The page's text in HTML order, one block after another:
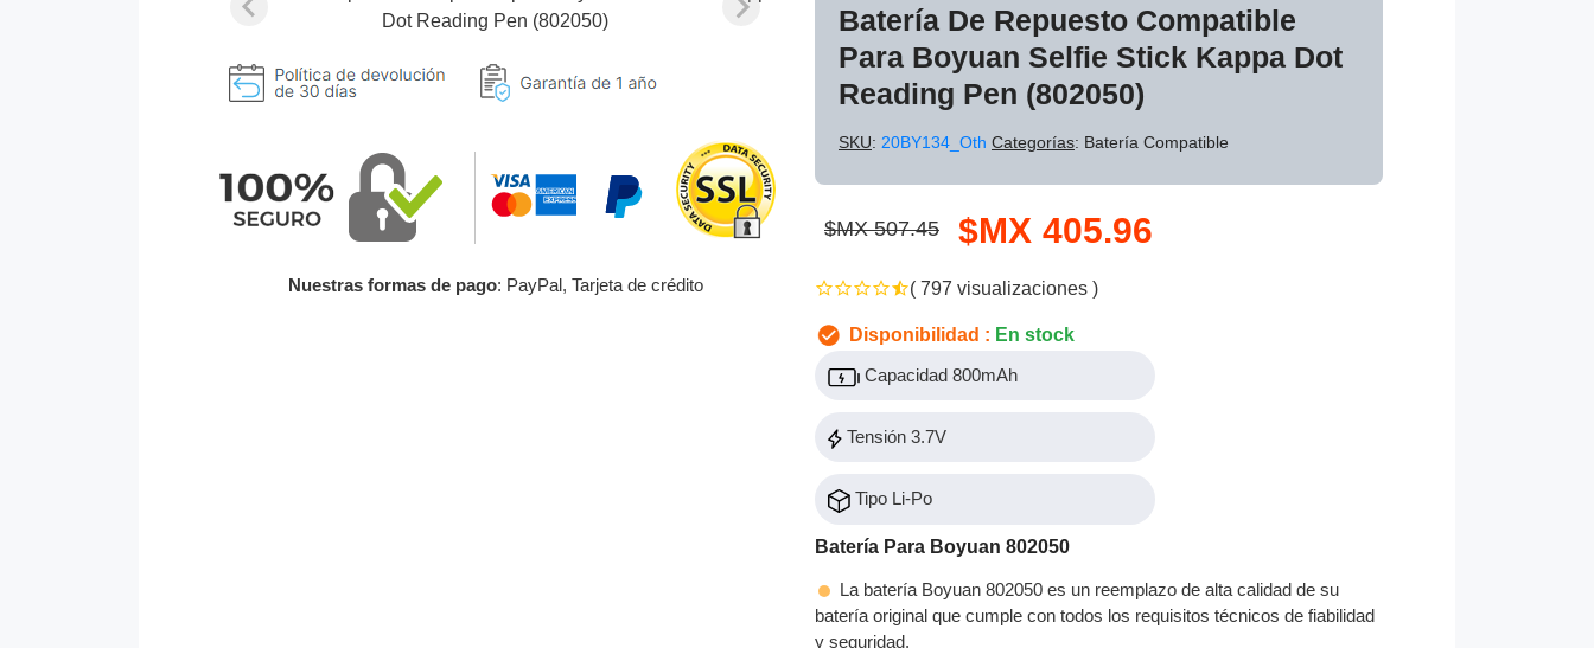
Nuestras formas de pago: PayPal, Tarjeta de crédito
Batería De Repuesto Compatible
Para Boyuan Selfie Stick Kappa Dot
Reading Pen (802050)
SKU: 20BY134_Oth Categorías: Batería Compatible
$MX 507.45 $MX 405.96
( 797 visualizaciones )
Disponibilidad : En stock
Capacidad 800mAh
Tensión 3.7V
Tipo Li-Po
Batería Para Boyuan 802050
La batería Boyuan 802050 es un reemplazo de alta calidad de su
batería original que cumple con todos los requisitos técnicos de fiabilidad
y seguridad.